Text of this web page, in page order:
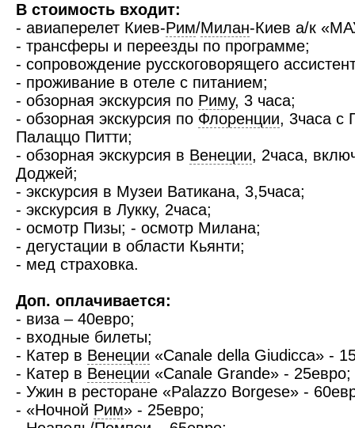
В стоимость входит:
- авиаперелет Киев-Рим/Милан-Киев а/к
- трансферы и переезды по программе;
- сопровождение русскоговорящего
- проживание в отеле с питанием;
- обзорная экскурсия по Риму, 3 часа;
- обзорная экскурсия по Флоренции, 3часа с
Палаццо Питти;
- обзорная экскурсия в Венеции, 2часа,
Доджей;
- экскурсия в Музеи Ватикана, 3,5часа;
- экскурсия в Лукку, 2часа;
- осмотр Пизы; - осмотр Милана;
- дегустации в области Кьянти;
- мед страховка.
Доп. оплачивается:
- виза – 40евро;
- входные билеты;
- Катер в Венеции «Canale della Giudicca» -
- Катер в Венеции «Canale Grande» - 25евро;
- Ужин в ресторане «Palazzo Borgese» -
- «Ночной Рим» - 25евро;